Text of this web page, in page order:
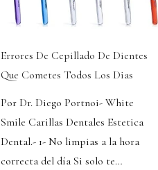
Errores De Cepillado De Dientes
Que Cometes Todos Los Dias
Por Dr. Diego Portnoi- White
Smile Carillas Dentales Estetica
Dental.- 1- No limpias a la hora
correcta del día Si solo te…